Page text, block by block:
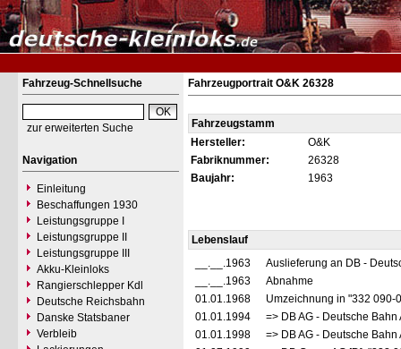
Fahrzeug-Schnellsuche
zur erweiterten Suche
Navigation
Einleitung
Beschaffungen 1930
Leistungsgruppe I
Leistungsgruppe II
Leistungsgruppe III
Akku-Kleinloks
Rangierschlepper Kdl
Deutsche Reichsbahn
Danske Statsbaner
Verbleib
Fahrzeugportrait O&K 26328
Fahrzeugstamm
Hersteller:
O&K
Fabriknummer:
26328
Baujahr:
1963
Lebenslauf
__.__.1963
Auslieferung an DB -
__.__.1963
Abnahme
01.01.1968
Umzeichnung in "332 090-
01.01.1994
=> DB AG - Deutsche
01.01.1998
=> DB AG - Deutsche